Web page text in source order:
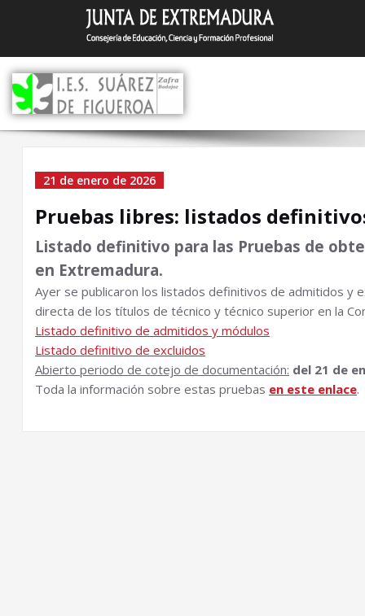
Saltar
contenido
Pruebas libres: listados
definitivos
21 de enero de 2026
Pruebas libres: listados
Listado definitivo para las Pruebas de
en Extremadura.
Ayer se publicaron los listados definitivos de admitidos y
directa de los títulos de técnico y técnico superior en la
Listado definitivo de admitidos y módulos
Listado definitivo de excluidos
Abierto periodo de cotejo de documentación: del 21 de
Toda la información sobre estas pruebas en este enlace.